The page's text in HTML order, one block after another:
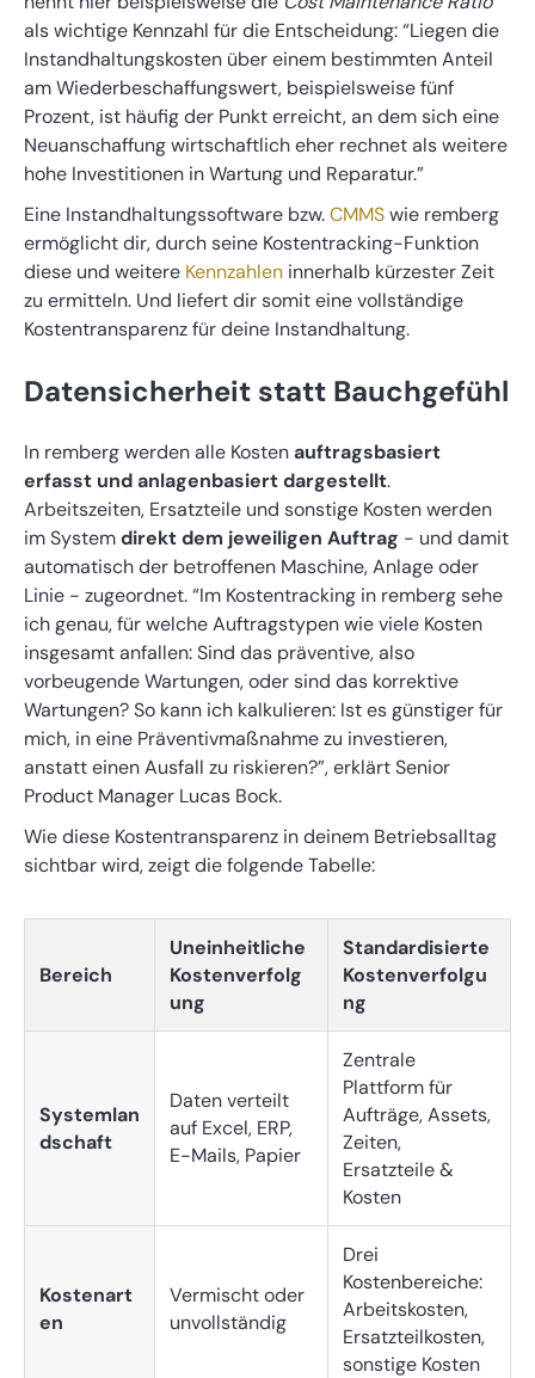
als wichtige Kennzahl für die Entscheidung: “Liegen die
Instandhaltungskosten über einem bestimmten Anteil
am Wiederbeschaffungswert, beispielsweise fünf
Prozent, ist häufig der Punkt erreicht, an dem sich eine
Neuanschaffung wirtschaftlich eher rechnet als weitere
hohe Investitionen in Wartung und Reparatur.”
Eine Instandhaltungssoftware bzw.CMMSwie remberg
ermöglicht dir, durch seine Kostentracking-Funktion
diese und weitere Kennzahlen innerhalb kürzester Zeit
zu ermitteln. Und liefert dir somit eine vollständige
Kostentransparenz für deine Instandhaltung.
Datensicherheit statt Bauchgefühl
In remberg werden alle Kostenauftragsbasiert
erfasst und anlagenbasiert dargestellt.
Arbeitszeiten, Ersatzteile und sonstige Kosten werden
im Systemdirekt dem jeweiligen Auftrag - und damit
automatisch der betroffenen Maschine, Anlage oder
Linie - zugeordnet. “Im Kostentracking in remberg sehe
ich genau, für welche Auftragstypen wie viele Kosten
insgesamt anfallen: Sind das präventive, also
vorbeugende Wartungen, oder sind das korrektive
Wartungen? So kann ich kalkulieren: Ist es günstiger für
mich, in eine Präventivmaßnahme zu investieren,
anstatt einen Ausfall zu riskieren?”, erklärt Senior
Product Manager Lucas Bock.
Wie diese Kostentransparenz in deinem Betriebsalltag
sichtbar wird, zeigt die folgende Tabelle:
Bereich
Uneinheitliche
Kostenverfolg
ung
Standardisierte
Kostenverfolgu
ng
Systemlan
dschaft
Daten verteilt
auf Excel, ERP,
E-Mails, Papier
Zentrale
Plattform für
Aufträge, Assets,
Zeiten,
Ersatzteile &
Kosten
Kostenart
en
Vermischt oder
unvollständig
Drei
Kostenbereiche:
Arbeitskosten,
Ersatzteilkosten,
sonstige Kosten